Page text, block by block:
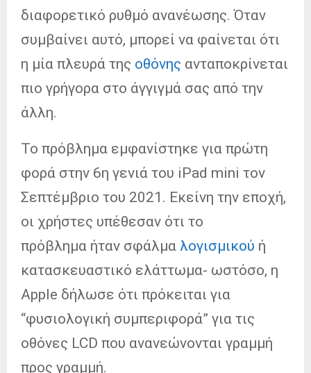
διαφορετικό ρυθμό ανανέωσης. Όταν
συμβαίνει αυτό, μπορεί να φαίνεται ότι
η μία πλευρά της οθόνης ανταποκρίνεται
πιο γρήγορα στο άγγιγμά σας από την
άλλη.
Το πρόβλημα εμφανίστηκε για πρώτη
φορά στην 6η γενιά του iPad mini τον
Σεπτέμβριο του 2021. Εκείνη την εποχή,
οι χρήστες υπέθεσαν ότι το
πρόβλημα ήταν σφάλμα λογισμικού ή
κατασκευαστικό ελάττωμα- ωστόσο, η
Apple δήλωσε ότι πρόκειται για
“φυσιολογική συμπεριφορά” για τις
οθόνες LCD που ανανεώνονται γραμμή
προς γραμμή.